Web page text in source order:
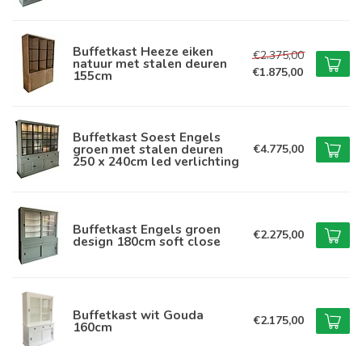
Buffetkast Heeze eiken
natuur met stalen deuren
155cm
€2.375,00
€1.875,00
Buffetkast Soest Engels
groen met stalen deuren
250 x 240cm led verlichting
€4.775,00
Buffetkast Engels groen
design 180cm soft close €2.275,00
Buffetkast wit Gouda
160cm €2.175,00